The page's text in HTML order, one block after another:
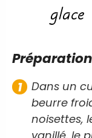
glace
Préparation
Dans un
beurre
noisettes,